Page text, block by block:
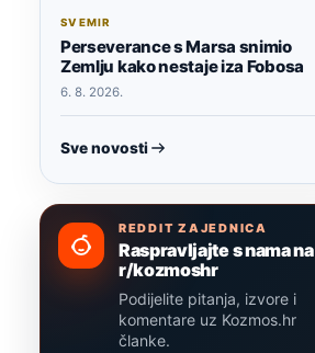
SVEMIR
Perseverance s Marsa snimio
Zemlju kako nestaje iza Fobosa
6. 8. 2026.
Sve novosti
REDDIT ZAJEDNICA
Raspravljajte s nama na
r/kozmoshr
Podijelite pitanja, izvore i
komentare uz Kozmos.hr
članke.